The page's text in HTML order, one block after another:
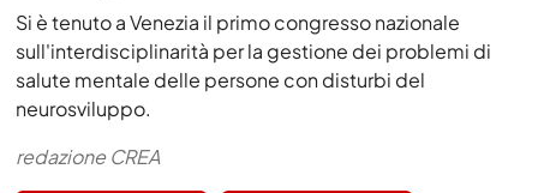
Si è tenuto a Venezia il primo congresso nazionale
sull'interdisciplinarità per la gestione dei problemi di
salute mentale delle persone con disturbi del
neurosviluppo.
redazione CREA